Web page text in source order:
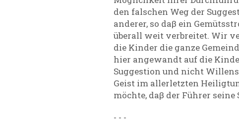
den falschen Weg der
anderer, so daβ ein
überall weit verbreitet. Wir
die Kinder die ganze
hier angewandt auf die
Suggestion und nicht
Geist im allerletzten
möchte, daβ der Führer
- - -